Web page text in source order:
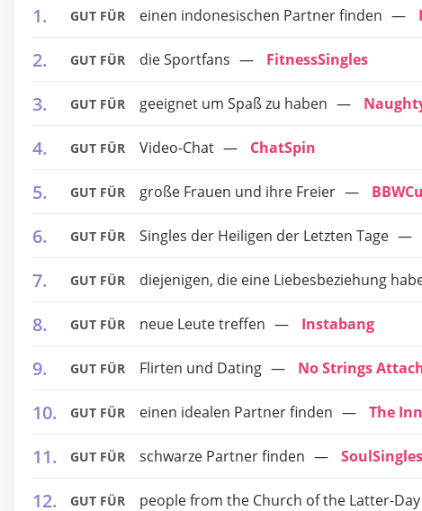
GUT FÜR einen indonesischen Partner finden
GUT FÜR die Sportfans FitnessSingles
GUT FÜR geeignet um Spaß zu haben
GUT FÜR Video-Chat ChatSpin
GUT FÜR große Frauen und ihre Freier
GUT FÜR Singles der Heiligen der Letzten Tage
GUT FÜR diejenigen, die eine Liebesbeziehung
GUT FÜR neue Leute treffen Instabang
GUT FÜR Flirten und Dating No Strings
GUT FÜR einen idealen Partner finden The
GUT FÜR schwarze Partner finden SoulSingles
GUT FÜR people from the Church of the Latter-Day